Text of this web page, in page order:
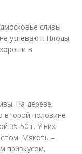
сливы
успевают. Плоды
в
На дереве,
второй половине
35-50 г. У них
Мякоть –
привкусом,